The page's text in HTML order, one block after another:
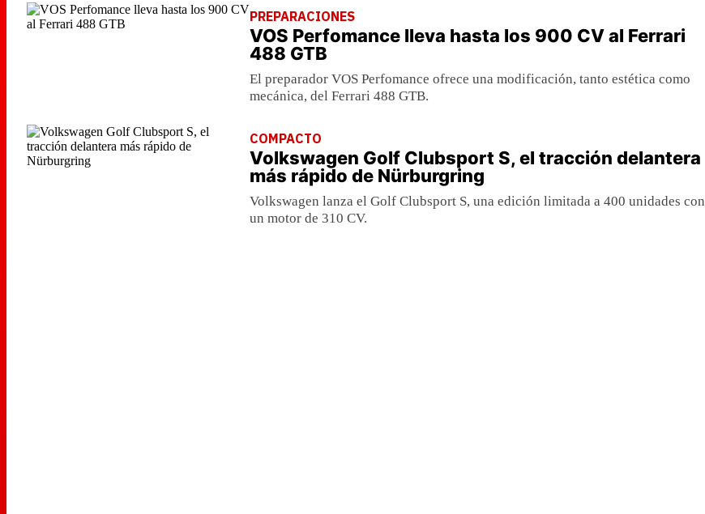
PREPARACIONES
VOS Perfomance lleva hasta los 900 CV al Ferrari
488 GTB
El preparador VOS Perfomance ofrece una modificación, tanto estética como
mecánica, del Ferrari 488 GTB.
COMPACTO
Volkswagen Golf Clubsport S, el tracción delantera
más rápido de Nürburgring
Volkswagen lanza el Golf Clubsport S, una edición limitada a 400 unidades con
un motor de 310 CV.